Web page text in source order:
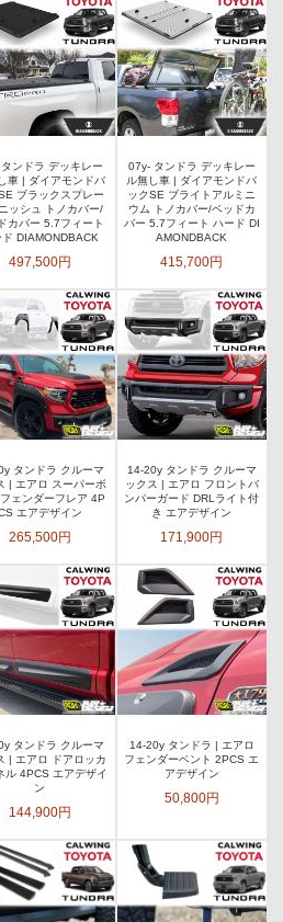
ンドラ デッキレー
車 | ダイアモンドバ
ブラックスプレー
ッシュ トノカバー/
カバー 5.7フィート
ド DIAMONDBACK
497,500円
07y- タンドラ デッキレー
ル無し車 | ダイアモンドバ
ックSE ブライトアルミニ
ウム トノカバー/ベッドカ
バー 5.7フィート ハード DI
AMONDBACK
415,700円
タンドラ クルーマ
| エアロ スーパーボ
ェンダーフレア 4P
エアデザイン
265,500円
14-20y タンドラ クルーマ
ックス | エアロ フロントバ
ンパーガード DRLライト付
き エアデザイン
171,900円
タンドラ クルーマ
| エアロ ドアロッカ
ル 4PCS エアデザイ
ン
144,900円
14-20y タンドラ | エアロ
フェンダーベント 2PCS エ
アデザイン
50,800円